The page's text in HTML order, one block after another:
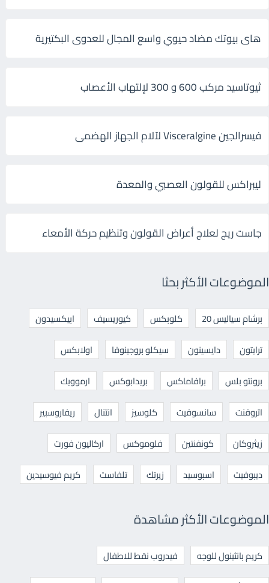
هاى بيوتك مضاد حيوي واسع المجال للعدوى البكتيرية
ثيوتاسيد مركب 600 و 300 لإلتهاب الأعصاب
فيسرالجين Visceralgine لآلام الجهاز الهضمى
ليبراكس للقولون العصبي والمعدة
جاست ريج لعلاج أعراض القولون وتنظيم حركة الأمعاء
الموضوعات الأكثر بحثا
برشام سياليس 20 كلوبكس كيوريسيف
ابيكسيدون
ترايتون
دايسينون سيكلو بروجينوفا
اولابكس
برونتو بلس
برافاماكس بريدابوكس
ارموويك
اتروفنت
سانسوفيت كلوسيز انتنال
ريفاروسبير
زيثروكان
كونفنتين فلوموكس
اركاليون فورت
ديبوفيت
اسبوسيد زيرتك تلفاست كريم فيوسيدين
الموضوعات الأكثر مشاهدة
كريم بانثينول للوجه
فيدروب نقط للاطفال